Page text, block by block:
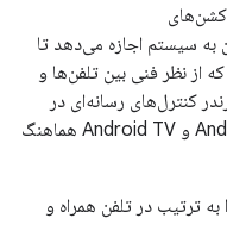
به سیستم اجازه می‌دهد تا
از نظر فنی بین تلفن‌ها و
کنترل‌های رسانه‌ای در
سایر پلتفرم‌های اندروید مانند Android Auto و Android TV هماهنگ
به ترتیب در تلفن همراه و